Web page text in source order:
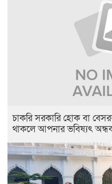
চাকরি সরকারি হোক বা
থাকলে আপনার ভবিষ্যৎ